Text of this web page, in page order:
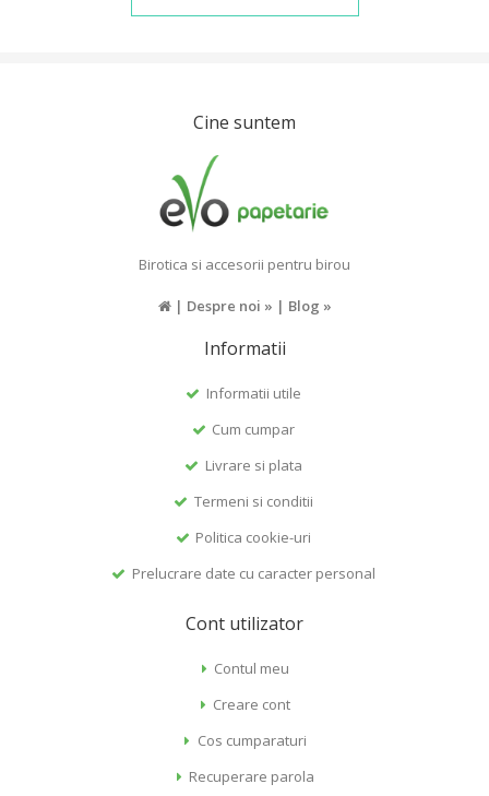
Cine suntem
Birotica si accesorii pentru birou
| Despre noi » | Blog »
Informatii
Informatii utile
Cum cumpar
Livrare si plata
Termeni si conditii
Politica cookie-uri
Prelucrare date cu caracter personal
Cont utilizator
Contul meu
Creare cont
Cos cumparaturi
Recuperare parola